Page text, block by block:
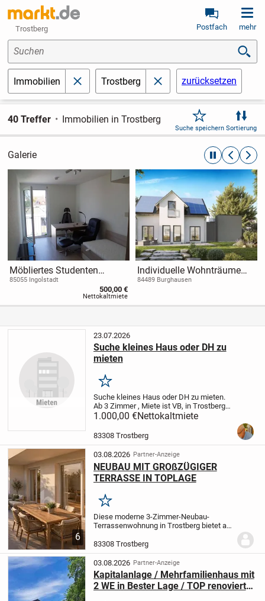
Trostberg Postfach mehr
Suchen
Immobilien schließenTrostberg schließenzurücksetzen
40 Treffer Immobilien in Trostberg
Suche speichern Sortierung
Galerie automatische
Möbliertes Studenten
Apartment
85055 Ingolstadt
500,00 €
Nettokaltmiete
Individuelle Wohnträume
realisieren - Ihr projektiertes
Burghausen
84489 Burghausen
23.07.2026
Suche kleines Haus oder DH zu
mieten
Merken
Suche kleines Haus oder DH zu mieten.
Ab 3 Zimmer , Miete ist VB, in Trostberg
und Umgebung bis 20 km.
1.000,00 €Nettokaltmiete
83308 Trostberg
6
03.08.2026 Partner-Anzeige
NEUBAU MIT GROßZÜGIGER
TERRASSE IN TOPLAGE
Merken
Diese moderne 3-Zimmer-Neubau-
Terrassenwohnung in Trostberg bietet auf
Terrassen nach Süden und Westen
schenken Ihnen Sonne vom Frühstück bis
in den Abend. Das...
83308 Trostberg
03.08.2026 Partner-Anzeige
Kapitalanlage / Mehrfamilienhaus mit
2 WE in Bester Lage / TOP renoviert /